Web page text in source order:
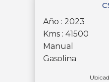
Año : 2023
Kms : 41500
Manual
Gasolina